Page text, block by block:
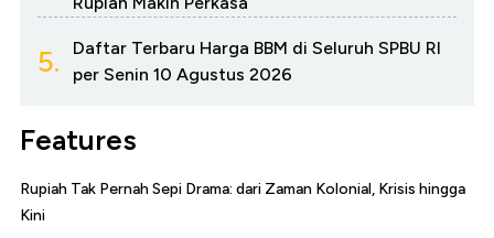
5.
Daftar Terbaru Harga BBM di Seluruh SPBU RI
per Senin 10 Agustus 2026
Features
Rupiah Tak Pernah Sepi Drama: dari Zaman Kolonial, Krisis hingga
Kini